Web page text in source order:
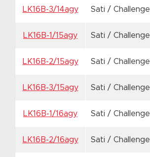
LK16B-3/14agy Sati / Challenge
LK16B-1/15agy Sati / Challenge
LK16B-2/15agy Sati / Challenge
LK16B-3/15agy Sati / Challenge
LK16B-1/16agy Sati / Challenge
LK16B-2/16agy Sati / Challenge